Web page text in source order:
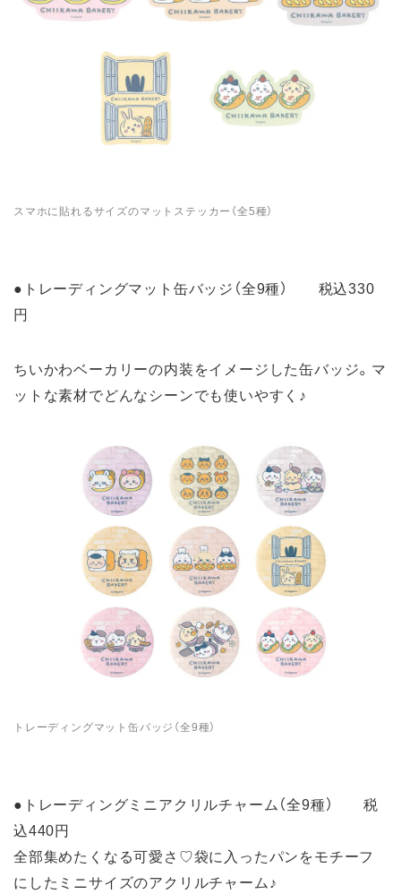
スマホに貼れるサイズのマットステッカー（全5種）
●トレーディングマット缶バッジ（全9種） 税込330
円
ちいかわベーカリーの内装をイメージした缶バッジ。マ
ットな素材でどんなシーンでも使いやすく♪
トレーディングマット缶バッジ（全9種）
●トレーディングミニアクリルチャーム（全9種） 税
込440円
全部集めたくなる可愛さ♡袋に入ったパンをモチーフ
にしたミニサイズのアクリルチャーム♪